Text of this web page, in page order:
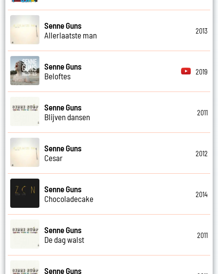
Senne Guns
Allerlaatste man
2013
Senne Guns
Beloftes
2019
Senne Guns
Blijven dansen
2011
Senne Guns
Cesar
2012
Senne Guns
Chocoladecake
2014
Senne Guns
De dag walst
2011
Senne Guns